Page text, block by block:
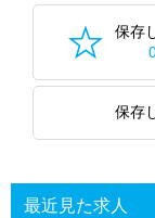
保存
保存
最近見た求人